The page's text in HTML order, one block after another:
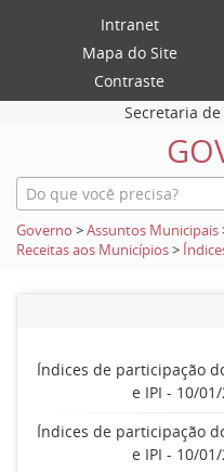
Intranet
Mapa do Site
Contraste
Secretaria
Governo >Assuntos Municipais
Receitas aos Municípios>
Índices de participação
e IPI - 10/
Índices de participação
e IPI - 10/